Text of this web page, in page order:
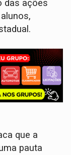
das ações
que a
pauta